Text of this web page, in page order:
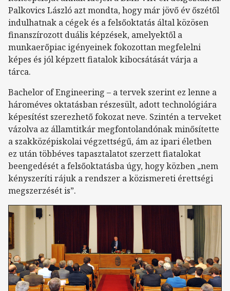
Palkovics László azt mondta, hogy már jövő év őszétől
indulhatnak a cégek és a felsőoktatás által közösen
finanszírozott duális képzések, amelyektől a
munkaerőpiac igényeinek fokozottan megfelelni
képes és jól képzett fiatalok kibocsátását várja a
tárca.
Bachelor of Engineering – a tervek szerint ez lenne a
hároméves oktatásban részesült, adott technológiára
képesítést szerezhető fokozat neve. Szintén a terveket
vázolva az államtitkár megfontolandónak minősítette
a szakközépiskolai végzettségű, ám az ipari életben
ez után többéves tapasztalatot szerzett fiatalokat
beengedését a felsőoktatásba úgy, hogy közben „nem
kényszeríti rájuk a rendszer a közismereti érettségi
megszerzését is”.